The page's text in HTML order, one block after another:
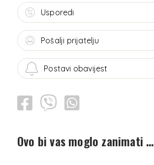
Usporedi
Pošalji prijatelju
Postavi obavijest
Ovo bi vas moglo zanimati …